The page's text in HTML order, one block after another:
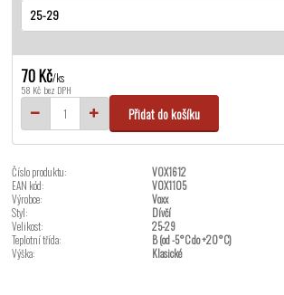
70 Kč/ks
58 Kč bez DPH
Přidat do košíku
Číslo produktu:
VOX1612
EAN kód:
VOX1105
Výrobce:
Voxx
Styl:
Dívčí
Velikost:
25-29
Teplotní třída:
B (od -5°C do +20°C)
Výška:
Klasické